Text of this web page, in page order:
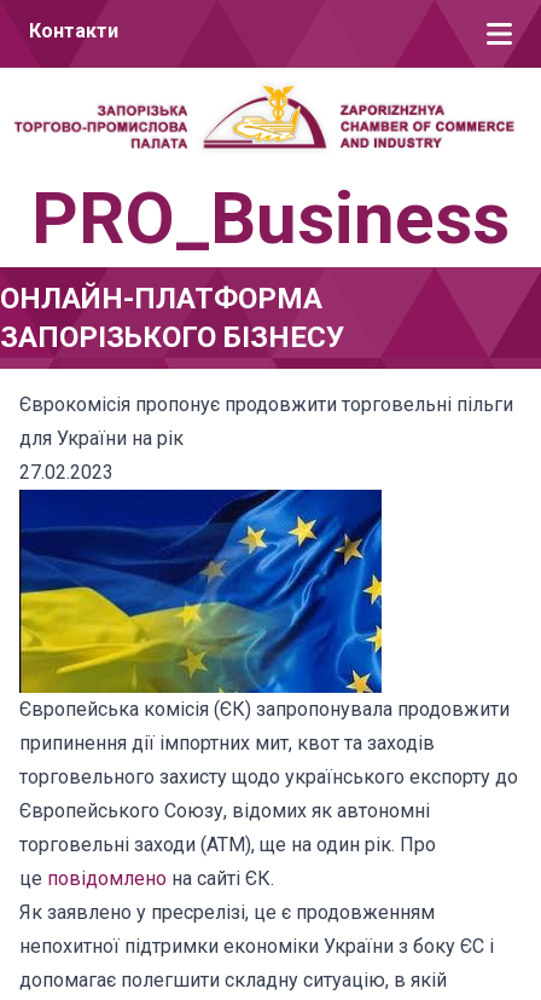
Контакти
PRO_Business
ОНЛАЙН-ПЛАТФОРМА
ЗАПОРІЗЬКОГО БІЗНЕСУ
Єврокомісія пропонує продовжити торговельні пільги
для України на рік
27.02.2023
Європейська комісія (ЄК) запропонувала продовжити
припинення дії імпортних мит, квот та заходів
торговельного захисту щодо українського експорту до
Європейського Союзу, відомих як автономні
торговельні заходи (ATM), ще на один рік. Про
це повідомлено на сайті ЄК.
Як заявлено у пресрелізі, це є продовженням
непохитної підтримки економіки України з боку ЄС і
допомагає полегшити складну ситуацію, в якій